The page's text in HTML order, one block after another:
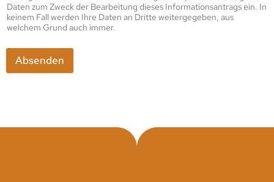
Daten zum Zweck der Bearbeitung dieses Informationsantrags ein. In
keinem Fall werden Ihre Daten an Dritte weitergegeben, aus
welchem Grund auch immer.
Absenden